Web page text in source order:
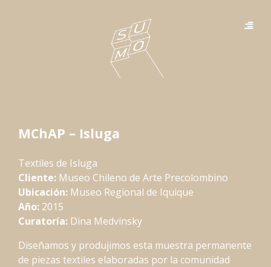
MChAP – Isluga
Textiles de Isluga
Cliente: Museo Chileno de Arte Precolombino
Ubicación: Museo Regional de Iquique
Año: 2015
Curatoría: Dina Medvinsky
Diseñamos y produjimos esta muestra permanente
de piezas textiles elaboradas por la comunidad